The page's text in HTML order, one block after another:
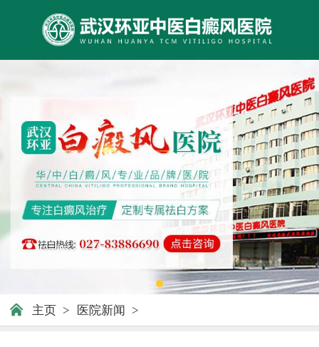
主页 > 医院新闻 >